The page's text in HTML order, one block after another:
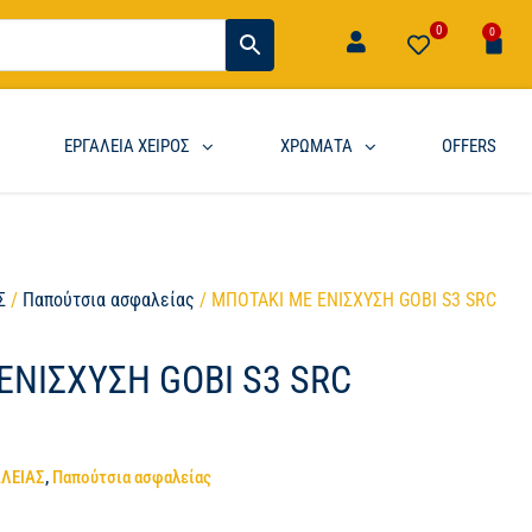
0 0
ΕΡΓΑΛΕΙΑ ΧΕΙΡΟΣ ΧΡΩΜΑΤΑ OFFERS
/ Παπούτσια ασφαλείας / ΜΠΟΤΑΚΙ ΜΕ ΕΝΙΣΧΥΣΗ GOBI S3 SRC
GOBI S3 SRC
, Παπούτσια ασφαλείας